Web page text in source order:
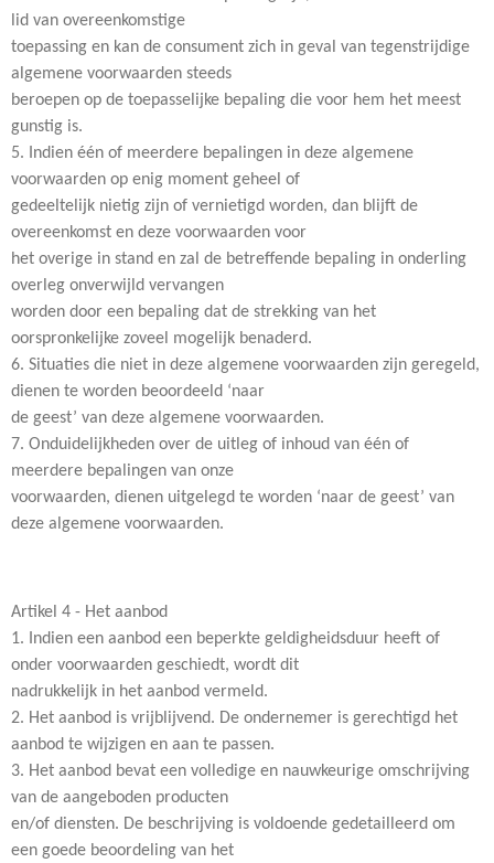
lid van overeenkomstige
toepassing en kan de consument zich in geval van tegenstrijdige
algemene voorwaarden steeds
beroepen op de toepasselijke bepaling die voor hem het meest
gunstig is.
5. Indien één of meerdere bepalingen in deze algemene
voorwaarden op enig moment geheel of
gedeeltelijk nietig zijn of vernietigd worden, dan blijft de
overeenkomst en deze voorwaarden voor
het overige in stand en zal de betreffende bepaling in onderling
overleg onverwijld vervangen
worden door een bepaling dat de strekking van het
oorspronkelijke zoveel mogelijk benaderd.
6. Situaties die niet in deze algemene voorwaarden zijn geregeld,
dienen te worden beoordeeld ‘naar
de geest’ van deze algemene voorwaarden.
7. Onduidelijkheden over de uitleg of inhoud van één of
meerdere bepalingen van onze
voorwaarden, dienen uitgelegd te worden ‘naar de geest’ van
deze algemene voorwaarden.
Artikel 4 - Het aanbod
1. Indien een aanbod een beperkte geldigheidsduur heeft of
onder voorwaarden geschiedt, wordt dit
nadrukkelijk in het aanbod vermeld.
2. Het aanbod is vrijblijvend. De ondernemer is gerechtigd het
aanbod te wijzigen en aan te passen.
3. Het aanbod bevat een volledige en nauwkeurige omschrijving
van de aangeboden producten
en/of diensten. De beschrijving is voldoende gedetailleerd om
een goede beoordeling van het